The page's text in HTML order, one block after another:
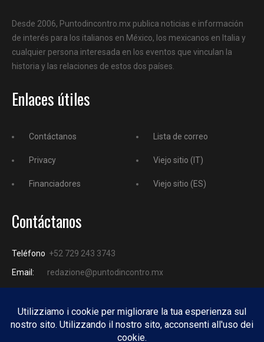
Desde 2006, Puntodincontro.mx publica noticias e información
de interés para los italianos en México, los mexicanos en Italia y
cualquier persona interesada en los eventos que vinculan la
historia y las relaciones de estos dos países.
Enlaces útiles
Contáctanos
Privacy
Financiadores
Lista de correo
Viejo sitio (IT)
Viejo sitio (ES)
Contáctanos
Teléfono +52 729 243 3743
Email:
redazione@puntodincontro.mx
PUNTODINCONTRO